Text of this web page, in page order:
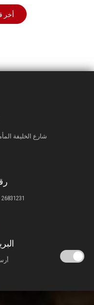
أخر
شارع الخليفة
26831231 - 26831417 - 26831474